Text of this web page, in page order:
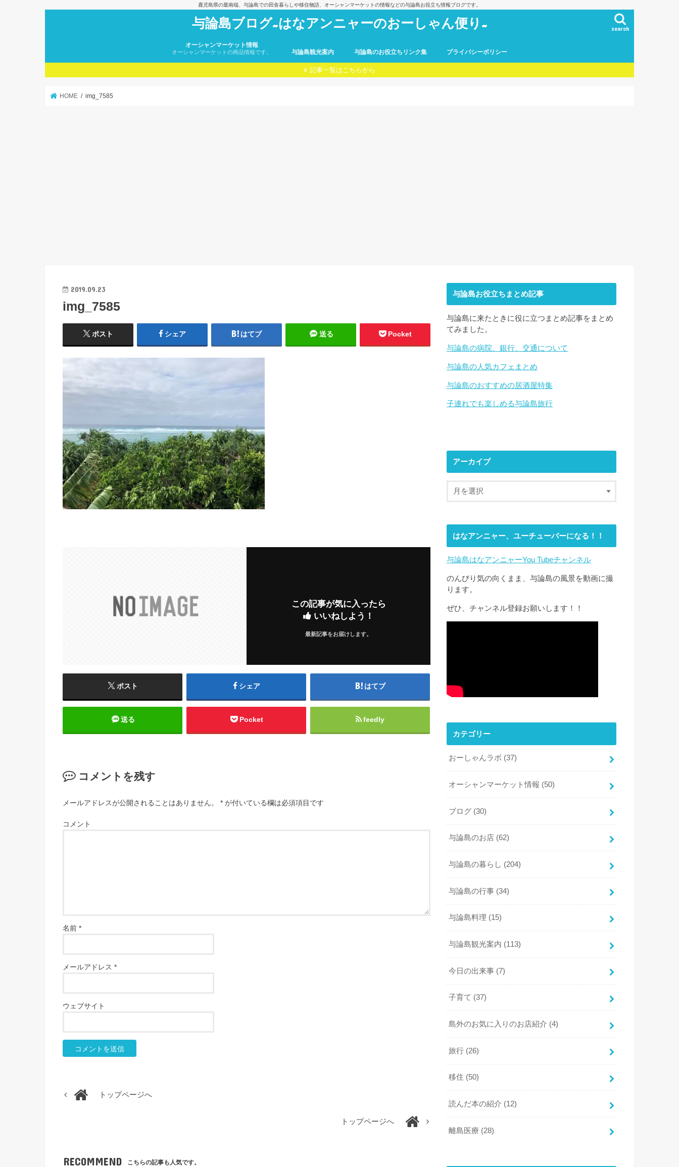
鹿児島県の最南端、与論島での田舎暮らしや移住物語、オーシャンマーケットの情報などの与論島お役立ち情報ブログです。
与論島ブログ~はなアンニャーのおーしゃん便り~ search
オーシャンマーケット情報
オーシャンマーケットの商品情報です。 与論島観光案内 与論島のお役立ちリンク集 プライバシーポリシー
記事一覧はこちらから
HOME img_7585
2019.09.23
img_7585
ポスト シェア はてブ 送る Pocket
この記事が気に入ったら
いいねしよう！
最新記事をお届けします。
ポスト シェア はてブ
送る Pocket feedly
コメントを残す
メールアドレスが公開されることはありません。 * が付いている欄は必須項目です
コメント
名前 *
メールアドレス *
ウェブサイト
トップページへ
トップページへ
RECOMMEND こちらの記事も人気です。
与論島お役立ちまとめ記事
与論島に来たときに役に立つまとめ記事をまとめ
てみました。
与論島の病院、銀行、交通について
与論島の人気カフェまとめ
与論島のおすすめの居酒屋特集
子連れでも楽しめる与論島旅行
アーカイブ
はなアンニャー、ユーチューバーになる！！
与論島はなアンニャーYou Tubeチャンネル
のんびり気の向くまま、与論島の風景を動画に撮
ります。
ぜひ、チャンネル登録お願いします！！
カテゴリー
おーしゃんラボ (37)
オーシャンマーケット情報 (50)
ブログ (30)
与論島のお店 (62)
与論島の暮らし (204)
与論島の行事 (34)
与論島料理 (15)
与論島観光案内 (113)
今日の出来事 (7)
子育て (37)
島外のお気に入りのお店紹介 (4)
旅行 (26)
移住 (50)
読んだ本の紹介 (12)
離島医療 (28)